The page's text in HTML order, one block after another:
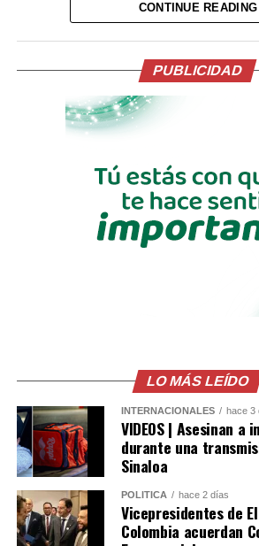
La ceremonia, incluyó una oración y
acompañaron el inicio de esta nueva
En su intervención, el Presidente de
importantes anuncios en materia
lucha contra la corrupción, el servicio
seguridad.
La participación del Vicepresidente
histórico acto reafirma los lazos de
cooperación entre El Salvador y
voluntad de continuar fortaleciendo
bilateral orientada al desarrollo y
Me gusta esto:
Me gusta esto:
CONTINUE READING
PUBLICIDAD
LO MÁS LEÍDO
INTERNACIONALES hace 3
VIDEOS | Asesinan
durante una
Sinaloa
POLÍTICA hace 2 días
Vicepresidentes de
Colombia acuerdan